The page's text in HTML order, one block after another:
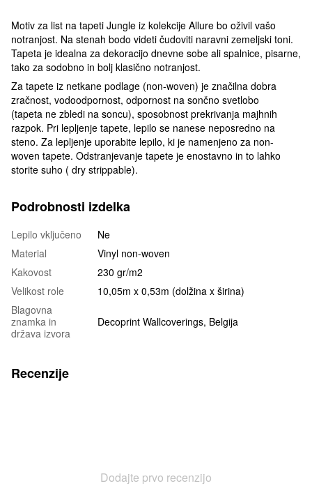
Motiv za list na tapeti Jungle iz kolekcije Allure bo oživil vašo
notranjost. Na stenah bodo videti čudoviti naravni zemeljski toni.
Tapeta je idealna za dekoracijo dnevne sobe ali spalnice, pisarne,
tako za sodobno in bolj klasično notranjost.
Za tapete iz netkane podlage (non-woven) je značilna dobra
zračnost, vodoodpornost, odpornost na sončno svetlobo
(tapeta ne zbledi na soncu), sposobnost prekrivanja majhnih
razpok. Pri lepljenje tapete, lepilo se nanese neposredno na
steno. Za lepljenje uporabite lepilo, ki je namenjeno za non-
woven tapete. Odstranjevanje tapete je enostavno in to lahko
storite suho ( dry strippable).
Podrobnosti izdelka
Lepilo vključeno
Ne
Material
Vinyl non-woven
Kakovost
230 gr/m2
Velikost role
10,05m x 0,53m (dolžina x širina)
Blagovna
znamka in
država izvora
Decoprint Wallcoverings, Belgija
Recenzije
Dodajte prvo recenzijo